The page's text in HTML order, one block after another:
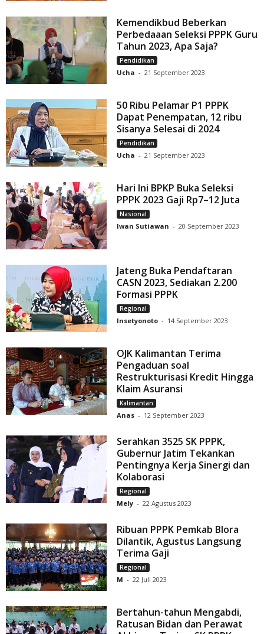
Kemendikbud Beberkan
Perbedaaan Seleksi PPPK Guru
Tahun 2023, Apa Saja?
Pendidikan
Ucha - 21 September 2023
50 Ribu Pelamar P1 PPPK
Dapat Penempatan, 12 ribu
Sisanya Selesai di 2024
Pendidikan
Ucha - 21 September 2023
Hari Ini BPKP Buka Seleksi
PPPK 2023 Gaji Rp7–12 Juta
Nasional
Iwan Sutiawan - 20 September 2023
Jateng Buka Pendaftaran
CASN 2023, Sediakan 2.200
Formasi PPPK
Regional
Insetyonoto - 14 September 2023
OJK Kalimantan Terima
Pengaduan soal
Restrukturisasi Kredit Hingga
Klaim Asuransi
Kalimantan
Anas - 12 September 2023
Serahkan 3525 SK PPPK,
Gubernur Jatim Tekankan
Pentingnya Kerja Sinergi dan
Kolaborasi
Regional
Mely - 22 Agustus 2023
Ribuan PPPK Pemkab Blora
Dilantik, Agustus Langsung
Terima Gaji
Regional
M - 22 Juli 2023
Bertahun-tahun Mengabdi,
Ratusan Bidan dan Perawat